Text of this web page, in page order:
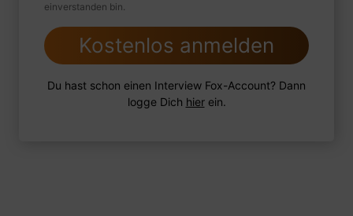
einverstanden bin.
Kostenlos anmelden
Du hast schon einen Interview Fox-Account? Dann
logge Dich hierein.